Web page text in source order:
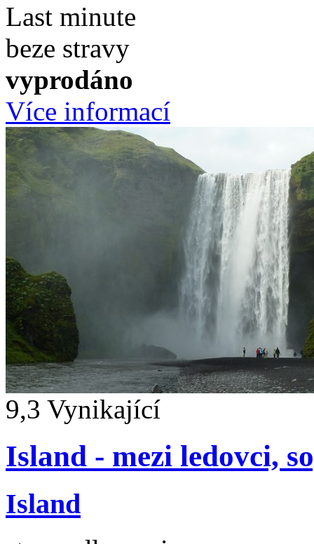
Last minute
beze stravy
vyprodáno
Více informací
9,3 Vynikající
Island - mezi ledovci,
Island